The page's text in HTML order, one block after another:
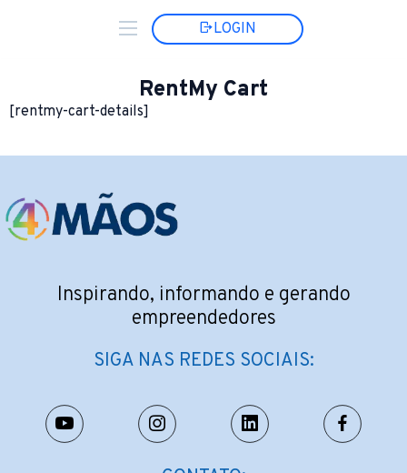
LOGIN
RentMy Cart
[rentmy-cart-details]
Inspirando, informando e gerando
empreendedores
SIGA NAS REDES SOCIAIS: